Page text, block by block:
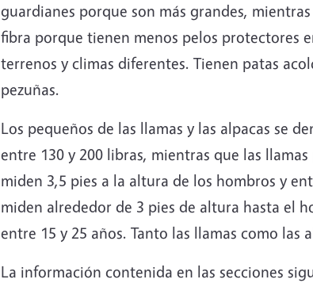
guardianes porque son más grandes,
fibra porque tienen menos pelos protectores
terrenos y climas diferentes. Tienen patas
pezuñas.
Los pequeños de las llamas y las alpacas se
entre 130 y 200 libras, mientras que las
miden 3,5 pies a la altura de los hombros y
miden alrededor de 3 pies de altura hasta el
entre 15 y 25 años. Tanto las llamas como las
La información contenida en las secciones